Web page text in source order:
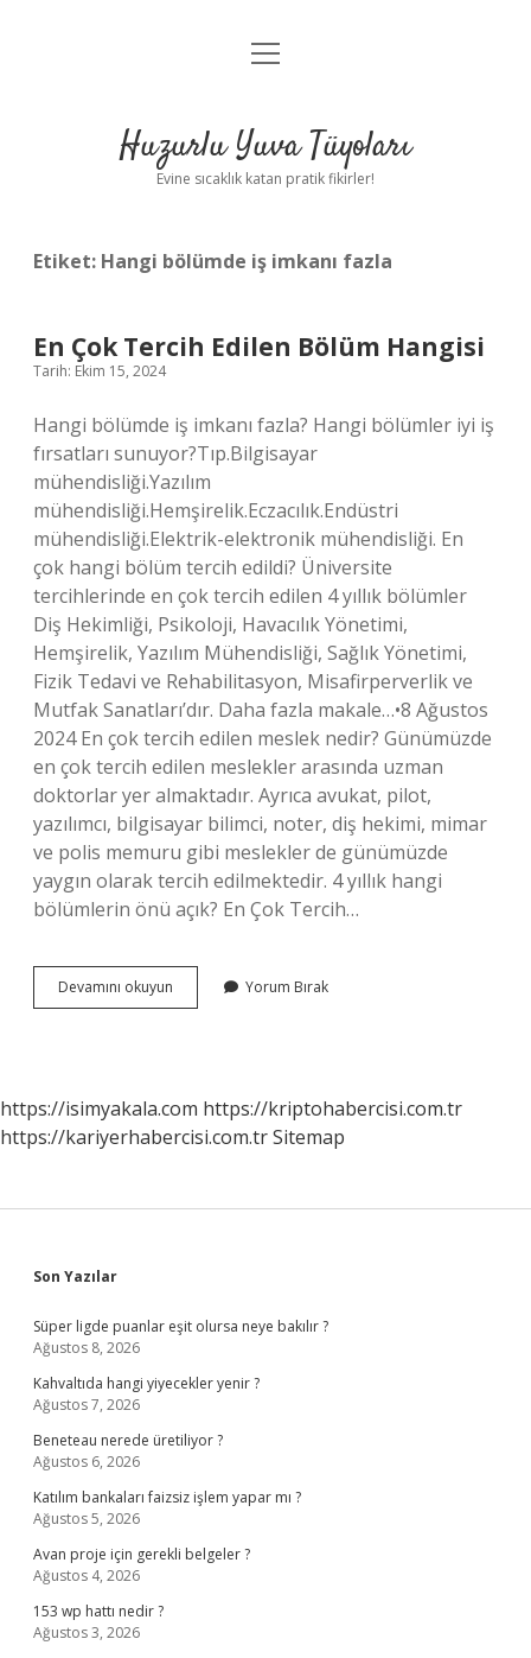
Anasayfa
Yasal Uyarı
menüyü
Huzurlu Yuva Tüyoları
Evine sıcaklık katan pratik fikirler!
Etiket: Hangi bölümde iş imkanı fazla
En Çok Tercih Edilen Bölüm Hangisi
Tarih: Ekim 15, 2024
Hangi bölümde iş imkanı fazla? Hangi bölümler iyi iş
fırsatları sunuyor?Tıp.Bilgisayar
mühendisliği.Yazılım
mühendisliği.Hemşirelik.Eczacılık.Endüstri
mühendisliği.Elektrik-elektronik mühendisliği. En
çok hangi bölüm tercih edildi? Üniversite
tercihlerinde en çok tercih edilen 4 yıllık bölümler
Diş Hekimliği, Psikoloji, Havacılık Yönetimi,
Hemşirelik, Yazılım Mühendisliği, Sağlık Yönetimi,
Fizik Tedavi ve Rehabilitasyon, Misafirperverlik ve
Mutfak Sanatları’dır. Daha fazla makale…•8 Ağustos
2024 En çok tercih edilen meslek nedir? Günümüzde
en çok tercih edilen meslekler arasında uzman
doktorlar yer almaktadır. Ayrıca avukat, pilot,
yazılımcı, bilgisayar bilimci, noter, diş hekimi, mimar
ve polis memuru gibi meslekler de günümüzde
yaygın olarak tercih edilmektedir. 4 yıllık hangi
bölümlerin önü açık? En Çok Tercih…
Devamını okuyun
Çok
Yorum Bırak
https://isimyakala.com https://kriptohabercisi.com.tr
https://kariyerhabercisi.com.trSitemap
Sidebar
Son Yazılar
Süper ligde puanlar eşit olursa neye bakılır ?
Ağustos 8, 2026
Kahvaltıda hangi yiyecekler yenir ?
Ağustos 7, 2026
Beneteau nerede üretiliyor ?
Ağustos 6, 2026
Katılım bankaları faizsiz işlem yapar mı ?
Ağustos 5, 2026
Avan proje için gerekli belgeler ?
Ağustos 4, 2026
153 wp hattı nedir ?
Ağustos 3, 2026